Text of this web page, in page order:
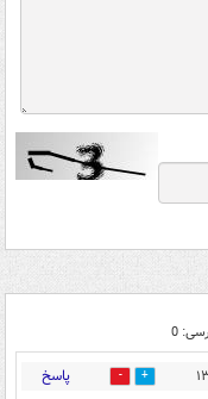
0
1 پاسخ